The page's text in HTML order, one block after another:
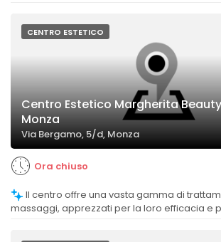
CENTRO ESTETICO
Centro Estetico Margherita
Monza
Via Bergamo, 5/d, Monza
Ora chiuso
massaggi, apprezzati per la loro efficacia e